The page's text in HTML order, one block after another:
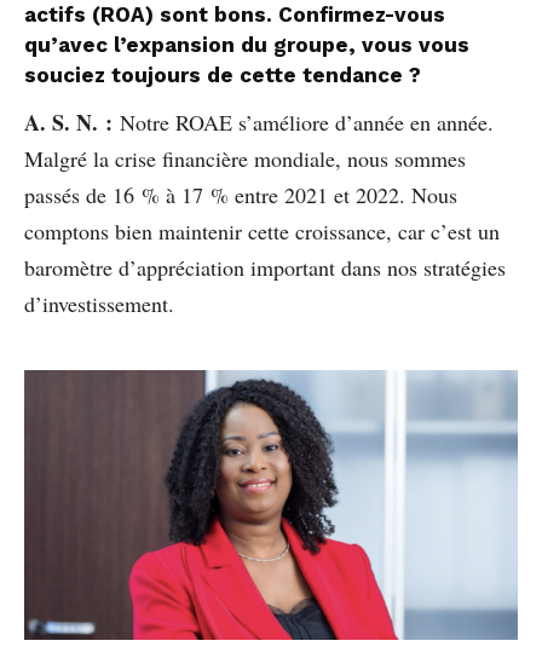
actifs (ROA) sont bons. Confirmez-vous
qu’avec l’expansion du groupe, vous vous
souciez toujours de cette tendance ?
A. S. N. : Notre ROAE s’améliore d’année en année.
Malgré la crise financière mondiale, nous sommes
passés de 16 % à 17 % entre 2021 et 2022. Nous
comptons bien maintenir cette croissance, car c’est un
baromètre d’appréciation important dans nos stratégies
d’investissement.